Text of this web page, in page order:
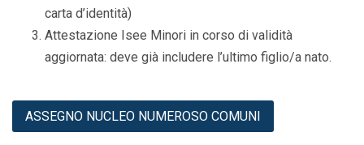
carta d’identità)
Attestazione Isee Minori in corso di validità
aggiornata: deve già includere l’ultimo figlio/a nato.
ASSEGNO NUCLEO NUMEROSO COMUNI